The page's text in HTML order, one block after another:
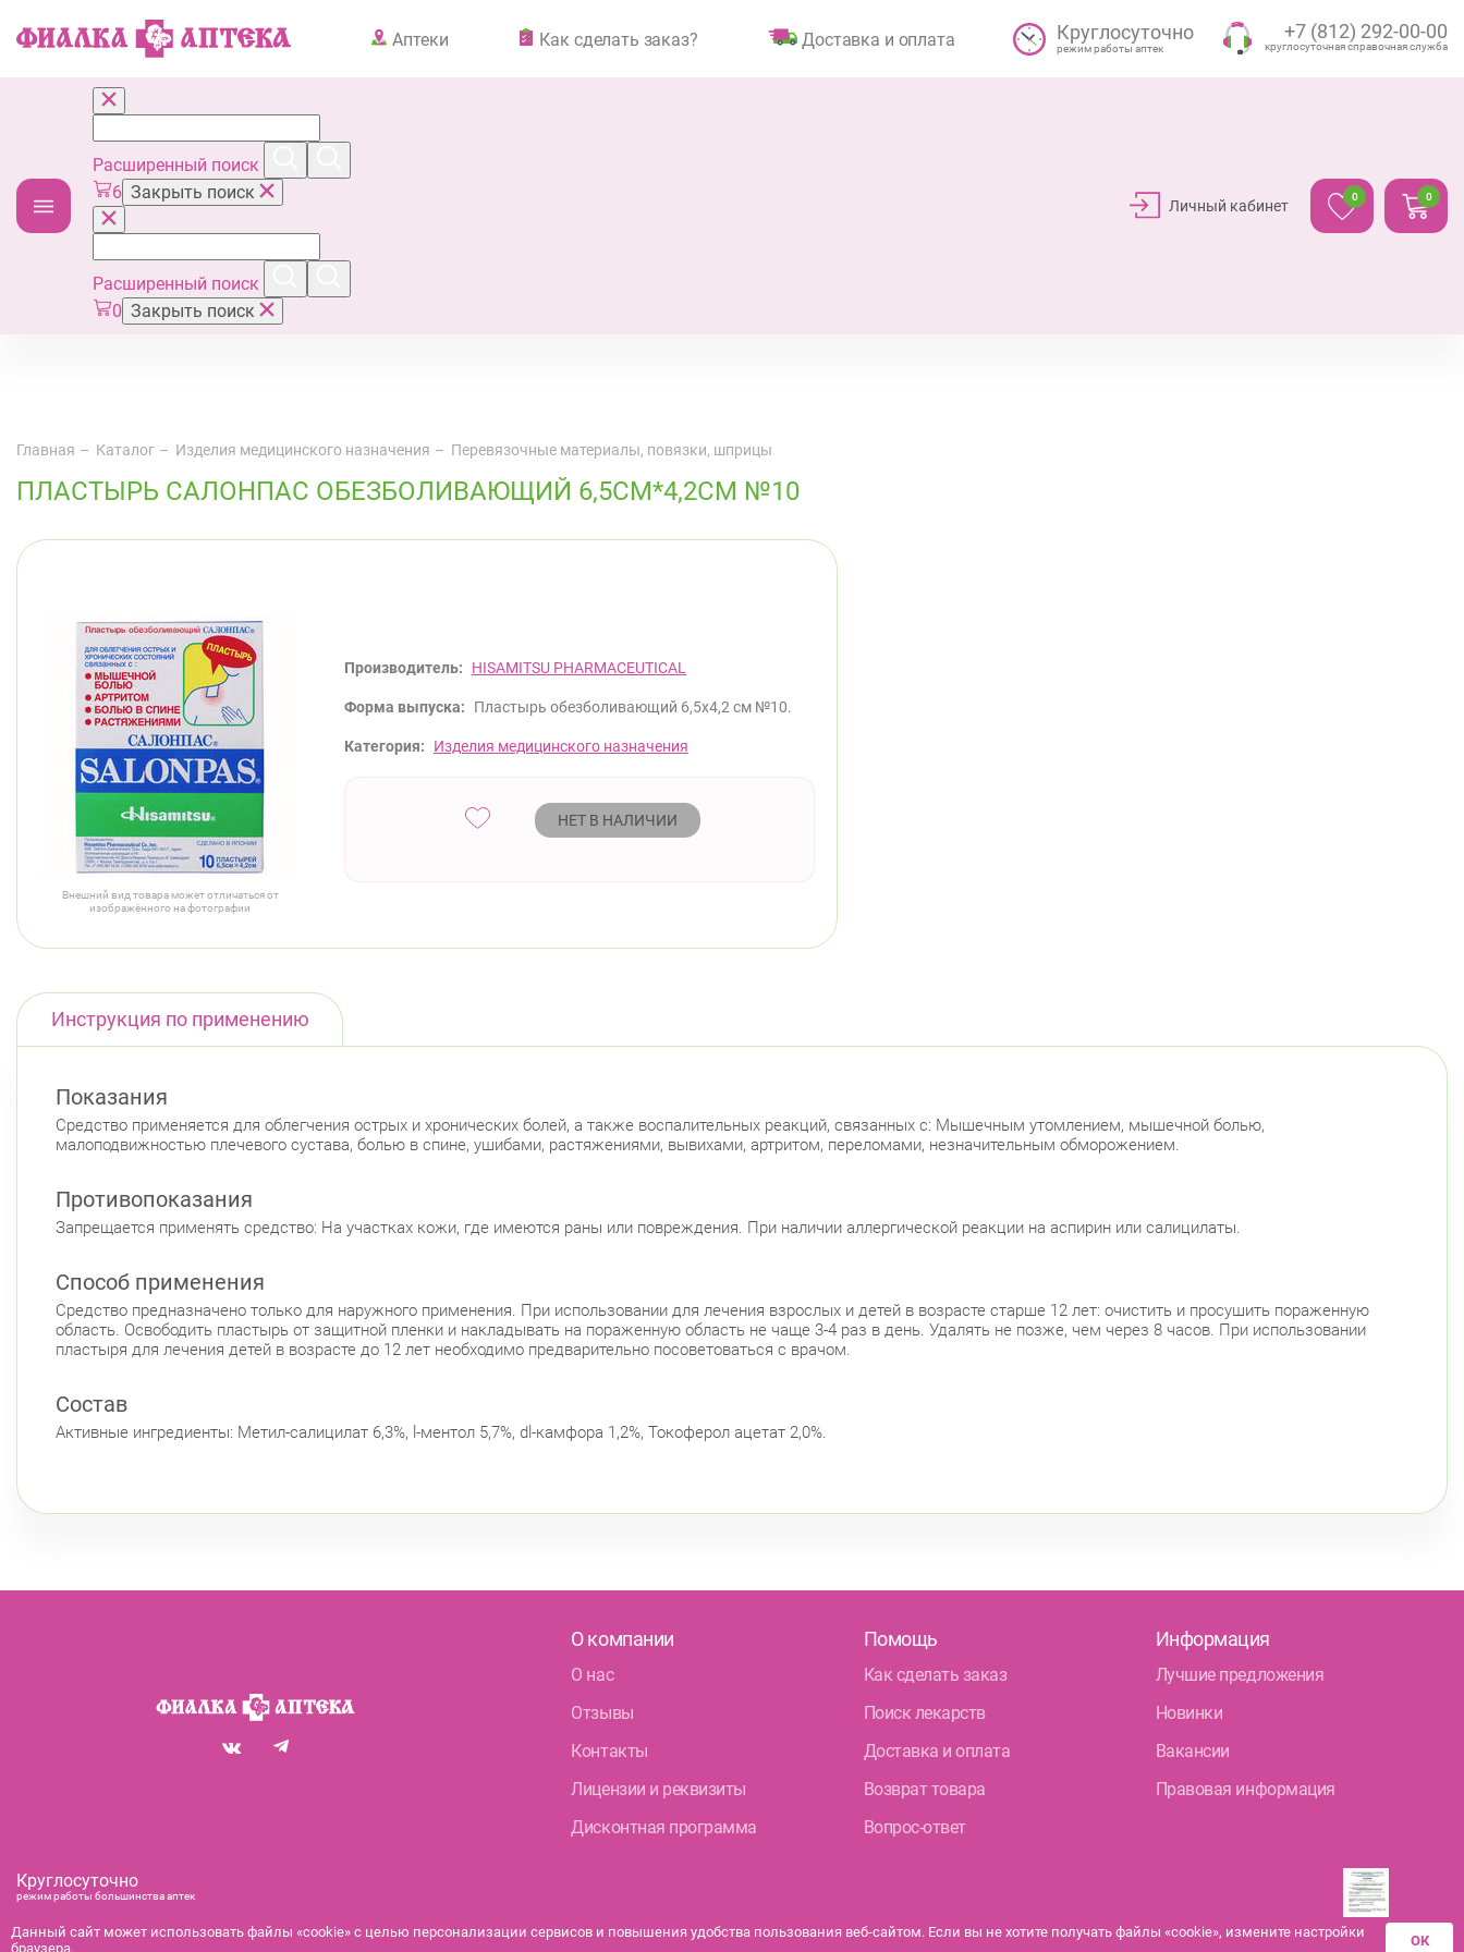
Аптеки Как сделать заказ? Доставка и оплата Круглосуточно
режим работы аптек
+7 (812) 292-00-00
круглосуточная справочная служба
Расширенный поиск
6 Закрыть поиск
Расширенный поиск
0 Закрыть поиск
Личный кабинет
0 0
Главная Каталог Изделия медицинского назначения Перевязочные материалы, повязки, шприцы
ПЛАСТЫРЬ САЛОНПАС ОБЕЗБОЛИВАЮЩИЙ 6,5СМ*4,2СМ №10
Внешний вид товара может отличаться от
изображённого на фотографии
Производитель: HISAMITSU PHARMACEUTICAL
Форма выпуска: Пластырь обезболивающий 6,5х4,2 см №10.
Категория: Изделия медицинского назначения
НЕТ В НАЛИЧИИ
Инструкция по применению
Показания
Средство применяется для облегчения острых и хронических болей, а также воспалительных реакций, связанных с: Мышечным утомлением, мышечной болью,
малоподвижностью плечевого сустава, болью в спине, ушибами, растяжениями, вывихами, артритом, переломами, незначительным обморожением.
Противопоказания
Запрещается применять средство: На участках кожи, где имеются раны или повреждения. При наличии аллергической реакции на аспирин или салицилаты.
Способ применения
Средство предназначено только для наружного применения. При использовании для лечения взрослых и детей в возрасте старше 12 лет: очистить и просушить пораженную
область. Освободить пластырь от защитной пленки и накладывать на пораженную область не чаще 3-4 раз в день. Удалять не позже, чем через 8 часов. При использовании
пластыря для лечения детей в возрасте до 12 лет необходимо предварительно посоветоваться с врачом.
Состав
Активные ингредиенты: Метил-салицилат 6,3%, l-ментол 5,7%, dl-камфора 1,2%, Токоферол ацетат 2,0%.
О компании
О нас
Отзывы
Контакты
Лицензии и реквизиты
Дисконтная программа
Помощь
Как сделать заказ
Поиск лекарств
Доставка и оплата
Возврат товара
Вопрос-ответ
Информация
Лучшие предложения
Новинки
Вакансии
Правовая информация
Круглосуточно
режим работы большинства аптек
+7 (812) 292-00-00
справочная служба с 9:00 до 21:00
Данный сайт может использовать файлы «cookie» с целью персонализации сервисов и повышения удобства пользования веб-сайтом. Если вы не хотите получать файлы «cookie», измените настройки
браузера.
ОК